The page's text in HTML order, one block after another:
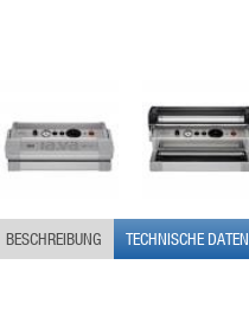
BESCHREIBUNG TECHNISCHE DATEN